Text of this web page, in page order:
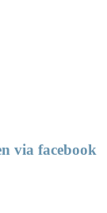
via facebook